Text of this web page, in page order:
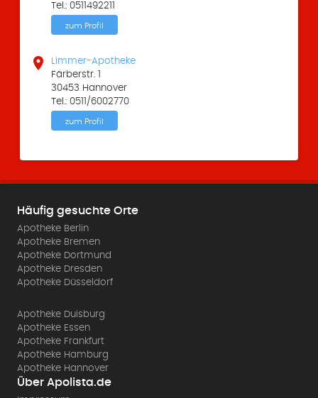
Tel.: 0511492211
zum Profil

Limmer-Apotheke
Färberstr. 1
30453 Hannover
Tel.: 0511/6002770
zum Profil
Häufig gesuchte Orte
Apotheke Berlin
Apotheke Bremen
Apotheke Dortmund
Apotheke Dresden
Apotheke Düsseldorf
Apotheke Duisburg
Apotheke Essen
Apotheke Frankfurt
Apotheke Hamburg
Apotheke Hannover
Über Apolista.de